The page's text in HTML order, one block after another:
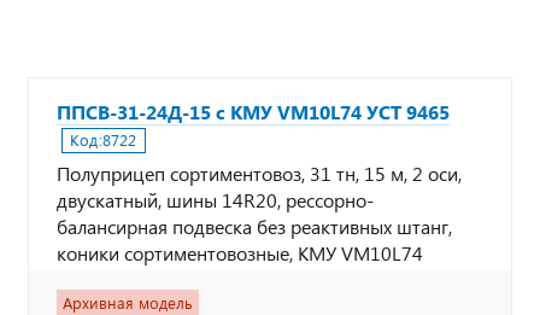
ППСВ-31-24Д-15 с КМУ VM10L74 УСТ 9465
Код:8722
Полуприцеп сортиментовоз, 31 тн, 15 м, 2 оси,
двускатный, шины 14R20, рессорно-
балансирная подвеска без реактивных штанг,
коники сортиментовозные, КМУ VM10L74
Архивная модель